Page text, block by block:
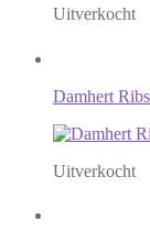
Uitverkocht
Damhert
Uitverkocht